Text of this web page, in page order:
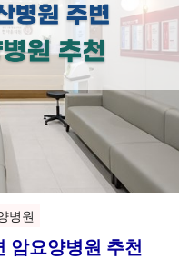
병원
암요양병원 추천